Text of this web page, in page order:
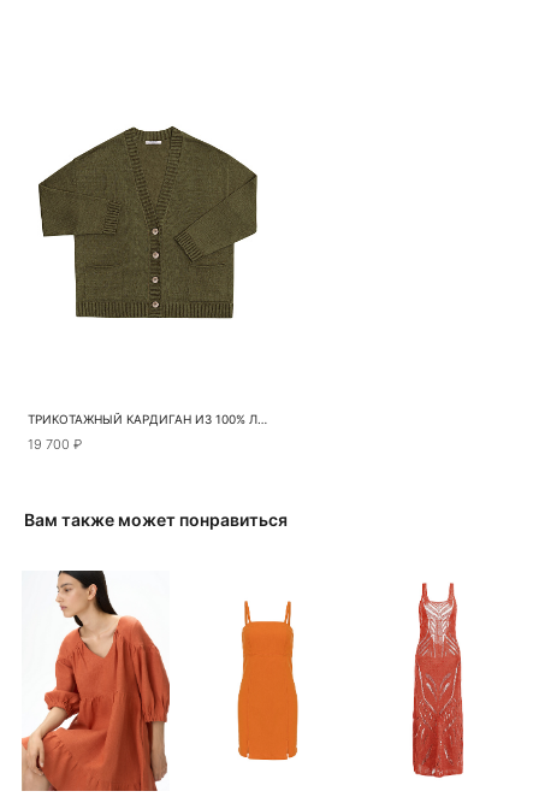
ТРИКОТАЖНЫЙ КАРДИГАН ИЗ 100% ЛЬНА
19 700 ₽
Вам также может понравиться